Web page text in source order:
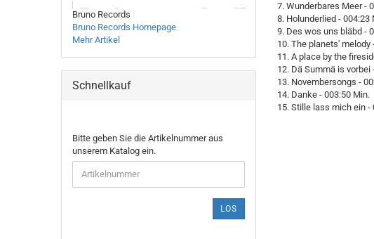
7. Wunderbares Meer -
8. Holunderlied - 004:23
9. Des wos uns bläbd -
10. The planets' melody
11. A place by the
12. Dä Summä is vorbei
13. Novembersongs -
14. Danke - 003:50 Min.
15. Stille lass mich ein -
Bruno Records
Bruno Records Homepage
Mehr Artikel
Schnellkauf
BITTE
GEBEN
SIE
DIE
ARTIKELNUMMER
Bitte geben Sie die Artikelnummer aus
unserem Katalog ein.
LOS